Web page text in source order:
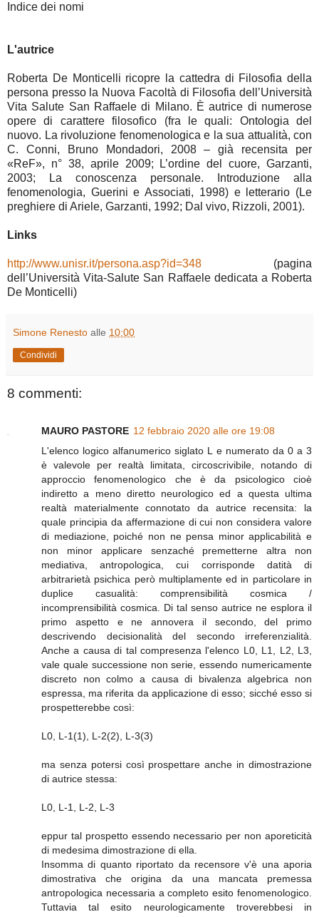
Indice dei nomi
L'autrice
Roberta De Monticelli ricopre la cattedra di Filosofia della
persona presso la Nuova Facoltà di Filosofia dell’Università
Vita Salute San Raffaele di Milano. È autrice di numerose
opere di carattere filosofico (fra le quali: Ontologia del
nuovo. La rivoluzione fenomenologica e la sua attualità, con
C. Conni, Bruno Mondadori, 2008 – già recensita per
«ReF», n° 38, aprile 2009; L’ordine del cuore, Garzanti,
2003; La conoscenza personale. Introduzione alla
fenomenologia, Guerini e Associati, 1998) e letterario (Le
preghiere di Ariele, Garzanti, 1992; Dal vivo, Rizzoli, 2001).
Links
http://www.unisr.it/persona.asp?id=348 (pagina
dell’Università Vita-Salute San Raffaele dedicata a Roberta
De Monticelli)
Simone Renesto alle 10:00
Condividi
8 commenti:
MAURO PASTORE 12 febbraio 2020 alle ore 19:08
L'elenco logico alfanumerico siglato L e numerato da 0 a 3
è valevole per realtà limitata, circoscrivibile, notando di
approccio fenomenologico che è da psicologico cioè
indiretto a meno diretto neurologico ed a questa ultima
realtà materialmente connotato da autrice recensita: la
quale principia da affermazione di cui non considera valore
di mediazione, poiché non ne pensa minor applicabilità e
non minor applicare senzaché premetterne altra non
mediativa, antropologica, cui corrisponde datità di
arbitrarietà psichica però multiplamente ed in particolare in
duplice casualità: comprensibilità cosmica /
incomprensibilità cosmica. Di tal senso autrice ne esplora il
primo aspetto e ne annovera il secondo, del primo
descrivendo decisionalità del secondo irreferenzialità.
Anche a causa di tal compresenza l'elenco L0, L1, L2, L3,
vale quale successione non serie, essendo numericamente
discreto non colmo a causa di bivalenza algebrica non
espressa, ma riferita da applicazione di esso; sicché esso si
prospetterebbe così:
L0, L-1(1), L-2(2), L-3(3)
ma senza potersi così prospettare anche in dimostrazione
di autrice stessa:
L0, L-1, L-2, L-3
eppur tal prospetto essendo necessario per non aporeticità
di medesima dimostrazione di ella.
Insomma di quanto riportato da recensore v'è una aporia
dimostrativa che origina da una mancata premessa
antropologica necessaria a completo esito fenomenologico.
Tuttavia tal esito neurologicamente troverebbesi in